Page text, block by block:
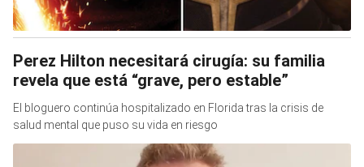
Perez Hilton necesitará cirugía: su familia
revela que está “grave, pero estable”
El bloguero continúa hospitalizado en Florida tras la crisis de
salud mental que puso su vida en riesgo